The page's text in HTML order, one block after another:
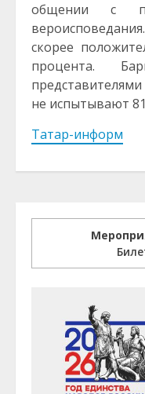
общении с
скорее
процента.
не испытывают
Татар-информ